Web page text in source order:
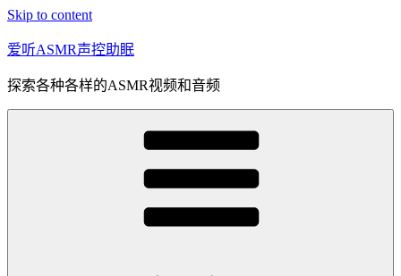
Skip to content
爱听ASMR声控助眠
探索各种各样的ASMR视频和音频